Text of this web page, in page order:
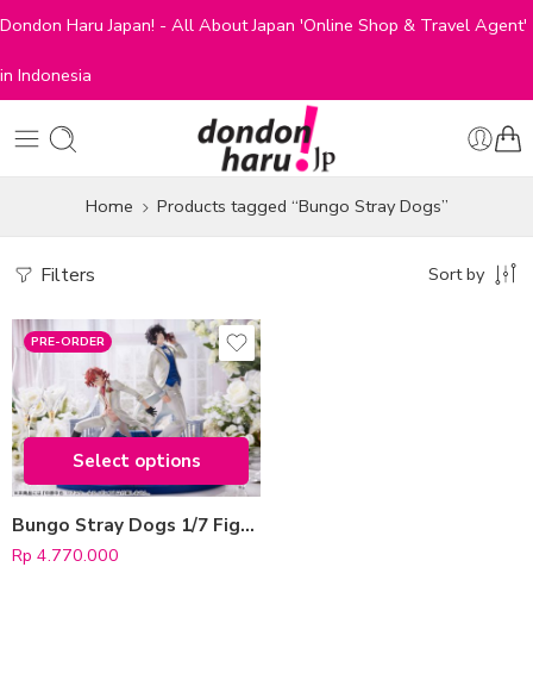
Dondon Haru Japan! - All About Japan 'Online Shop & Travel Agent'
in Indonesia
Home Products tagged “Bungo Stray Dogs”
Filters Sort by
PRE-ORDER
Select options
type-edition
Chuya Nakahara
Osamu Dazai
Select options
Bungo Stray Dogs 1/7 Figure (2024 ver.)
Rp 4.770.000